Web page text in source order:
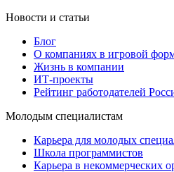
Новости и статьи
Блог
О компаниях в игровой
Жизнь в компании
ИТ-проекты
Рейтинг работодателей
Молодым специалистам
Карьера для молодых
Школа программистов
Карьера в некоммерческих